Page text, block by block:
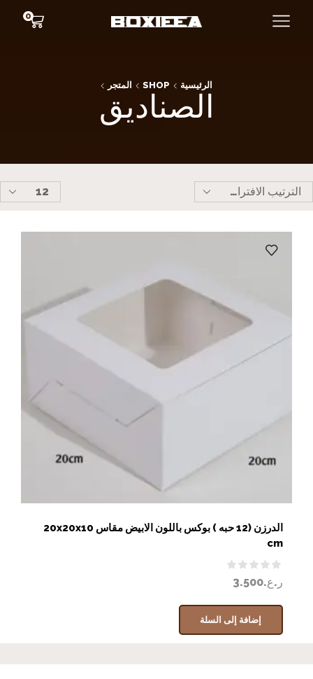
0
الرئيسية SHOP المتجر
الصناديق
الدرزن (12 حبه ) بوكس باللون الابيض مقاس 20x20x10
cm
ر.ع.3.500
إضافة إلى السلة